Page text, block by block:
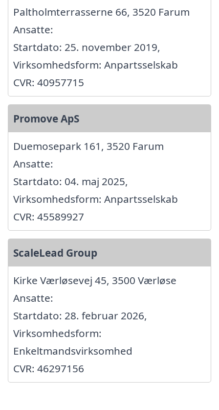
Paltholmterrasserne 66, 3520 Farum
Ansatte:
Startdato: 25. november 2019,
Virksomhedsform: Anpartsselskab
CVR: 40957715
Promove ApS
Duemosepark 161, 3520 Farum
Ansatte:
Startdato: 04. maj 2025,
Virksomhedsform: Anpartsselskab
CVR: 45589927
ScaleLead Group
Kirke Værløsevej 45, 3500 Værløse
Ansatte:
Startdato: 28. februar 2026,
Virksomhedsform:
Enkeltmandsvirksomhed
CVR: 46297156